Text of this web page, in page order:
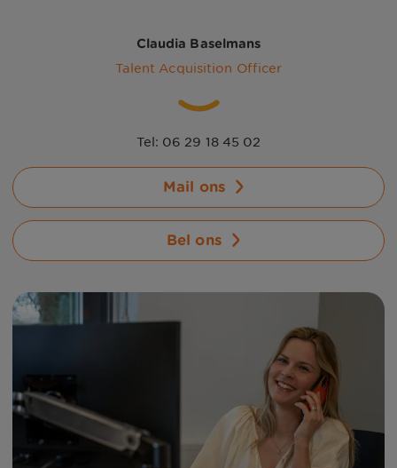
Claudia Baselmans
Talent Acquisition Officer
Tel: 06 29 18 45 02
Mail ons
Bel ons